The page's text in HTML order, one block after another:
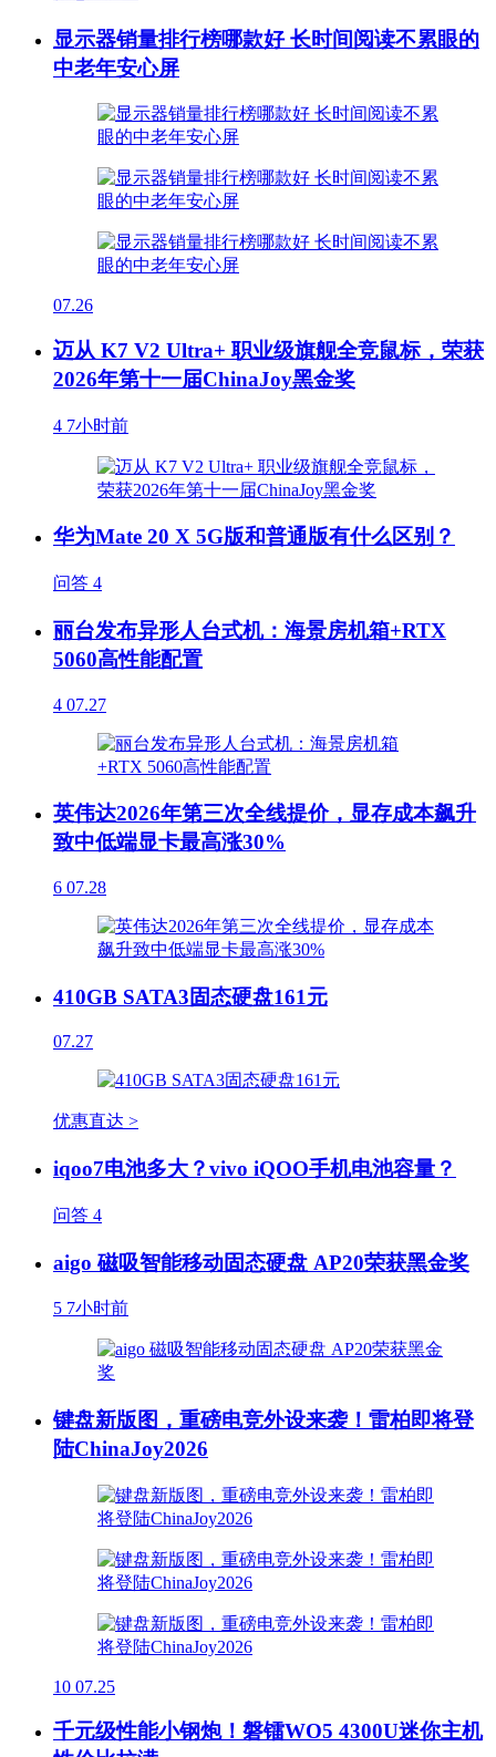
显示器销量排行榜哪款好 长时间阅读不累眼的
中老年安心屏
07.26
迈从 K7 V2 Ultra+ 职业级旗舰全竞鼠标，荣获
2026年第十一届ChinaJoy黑金奖
4 7小时前
华为Mate 20 X 5G版和普通版有什么区别？
问答 4
丽台发布异形人台式机：海景房机箱+RTX
5060高性能配置
4 07.27
英伟达2026年第三次全线提价，显存成本飙升
致中低端显卡最高涨30%
6 07.28
410GB SATA3固态硬盘161元
07.27
优惠直达 >
iqoo7电池多大？vivo iQOO手机电池容量？
问答 4
aigo 磁吸智能移动固态硬盘 AP20荣获黑金奖
5 7小时前
键盘新版图，重磅电竞外设来袭！雷柏即将登
陆ChinaJoy2026
10 07.25
千元级性能小钢炮！磐镭WO5 4300U迷你主机